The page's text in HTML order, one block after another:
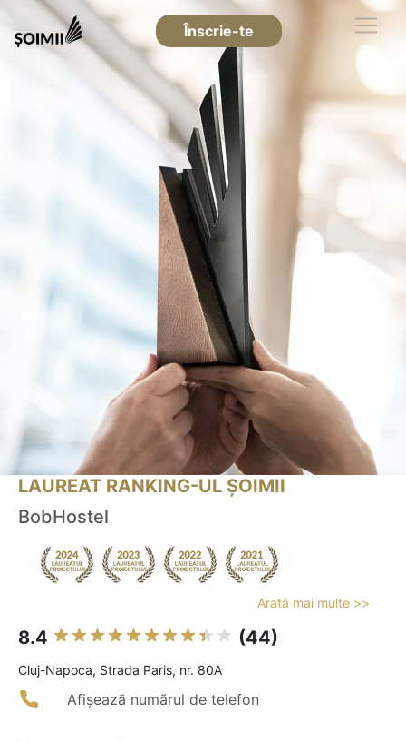
Înscrie-te
LAUREAT RANKING-UL ȘOIMII
BobHostel
Arată mai multe >>
8.4 (44)
Cluj-Napoca, Strada Paris, nr. 80A
Afișează numărul de telefon